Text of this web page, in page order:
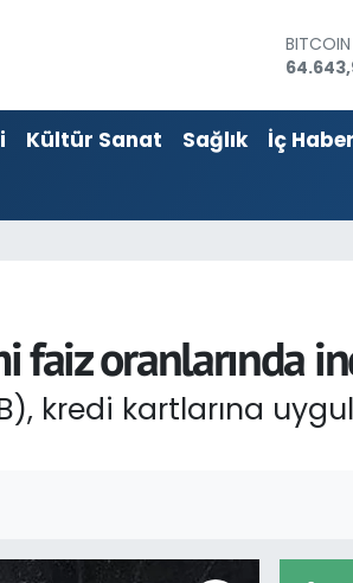
DOLAR
STERLİN
Kültür Sanat Sağlık İç
faiz oranlarında
kredi kartlarına